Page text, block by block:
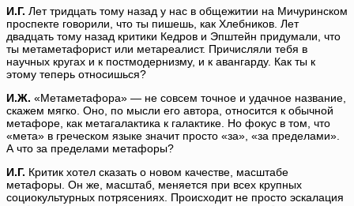
И.Г. Лет тридцать тому назад у нас в общежитии на Мичуринском
проспекте говорили, что ты пишешь, как Хлебников. Лет
двадцать тому назад критики Кедров и Эпштейн придумали, что
ты метаметафорист или метареалист. Причисляли тебя в
научных кругах и к постмодернизму, и к авангарду. Как ты к
этому теперь относишься?
И.Ж. «Метаметафора» — не совсем точное и удачное название,
скажем мягко. Оно, по мысли его автора, относится к обычной
метафоре, как метагалактика к галактике. Но фокус в том, что
«мета» в греческом языке значит просто «за», «за пределами».
А что за пределами метафоры?
И.Г. Критик хотел сказать о новом качестве, масштабе
метафоры. Он же, масштаб, меняется при всех крупных
социокультурных потрясениях. Происходит не просто эскалация